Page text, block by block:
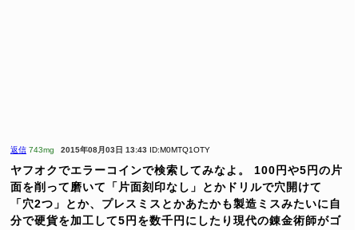
返信 743mg 2015年08月03日 13:43 ID:M0MTQ1OTY
ヤフオクでエラーコインで検索してみなよ。
100円や5円の片
面を削って磨いて「片面刻印なし」とかドリルで穴開けて
「穴2つ」とか、プレスミスとかあたかも製造ミスみたいに自
分で硬貨を加工して5円を数千円にしたり現代の錬金術師がゴ